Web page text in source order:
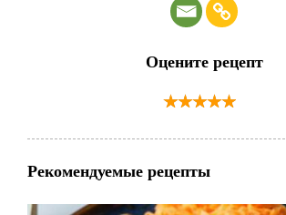
Оцените рецепт
Рекомендуемые рецепты